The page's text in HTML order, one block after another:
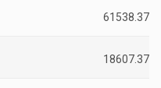
61538.37
18607.37